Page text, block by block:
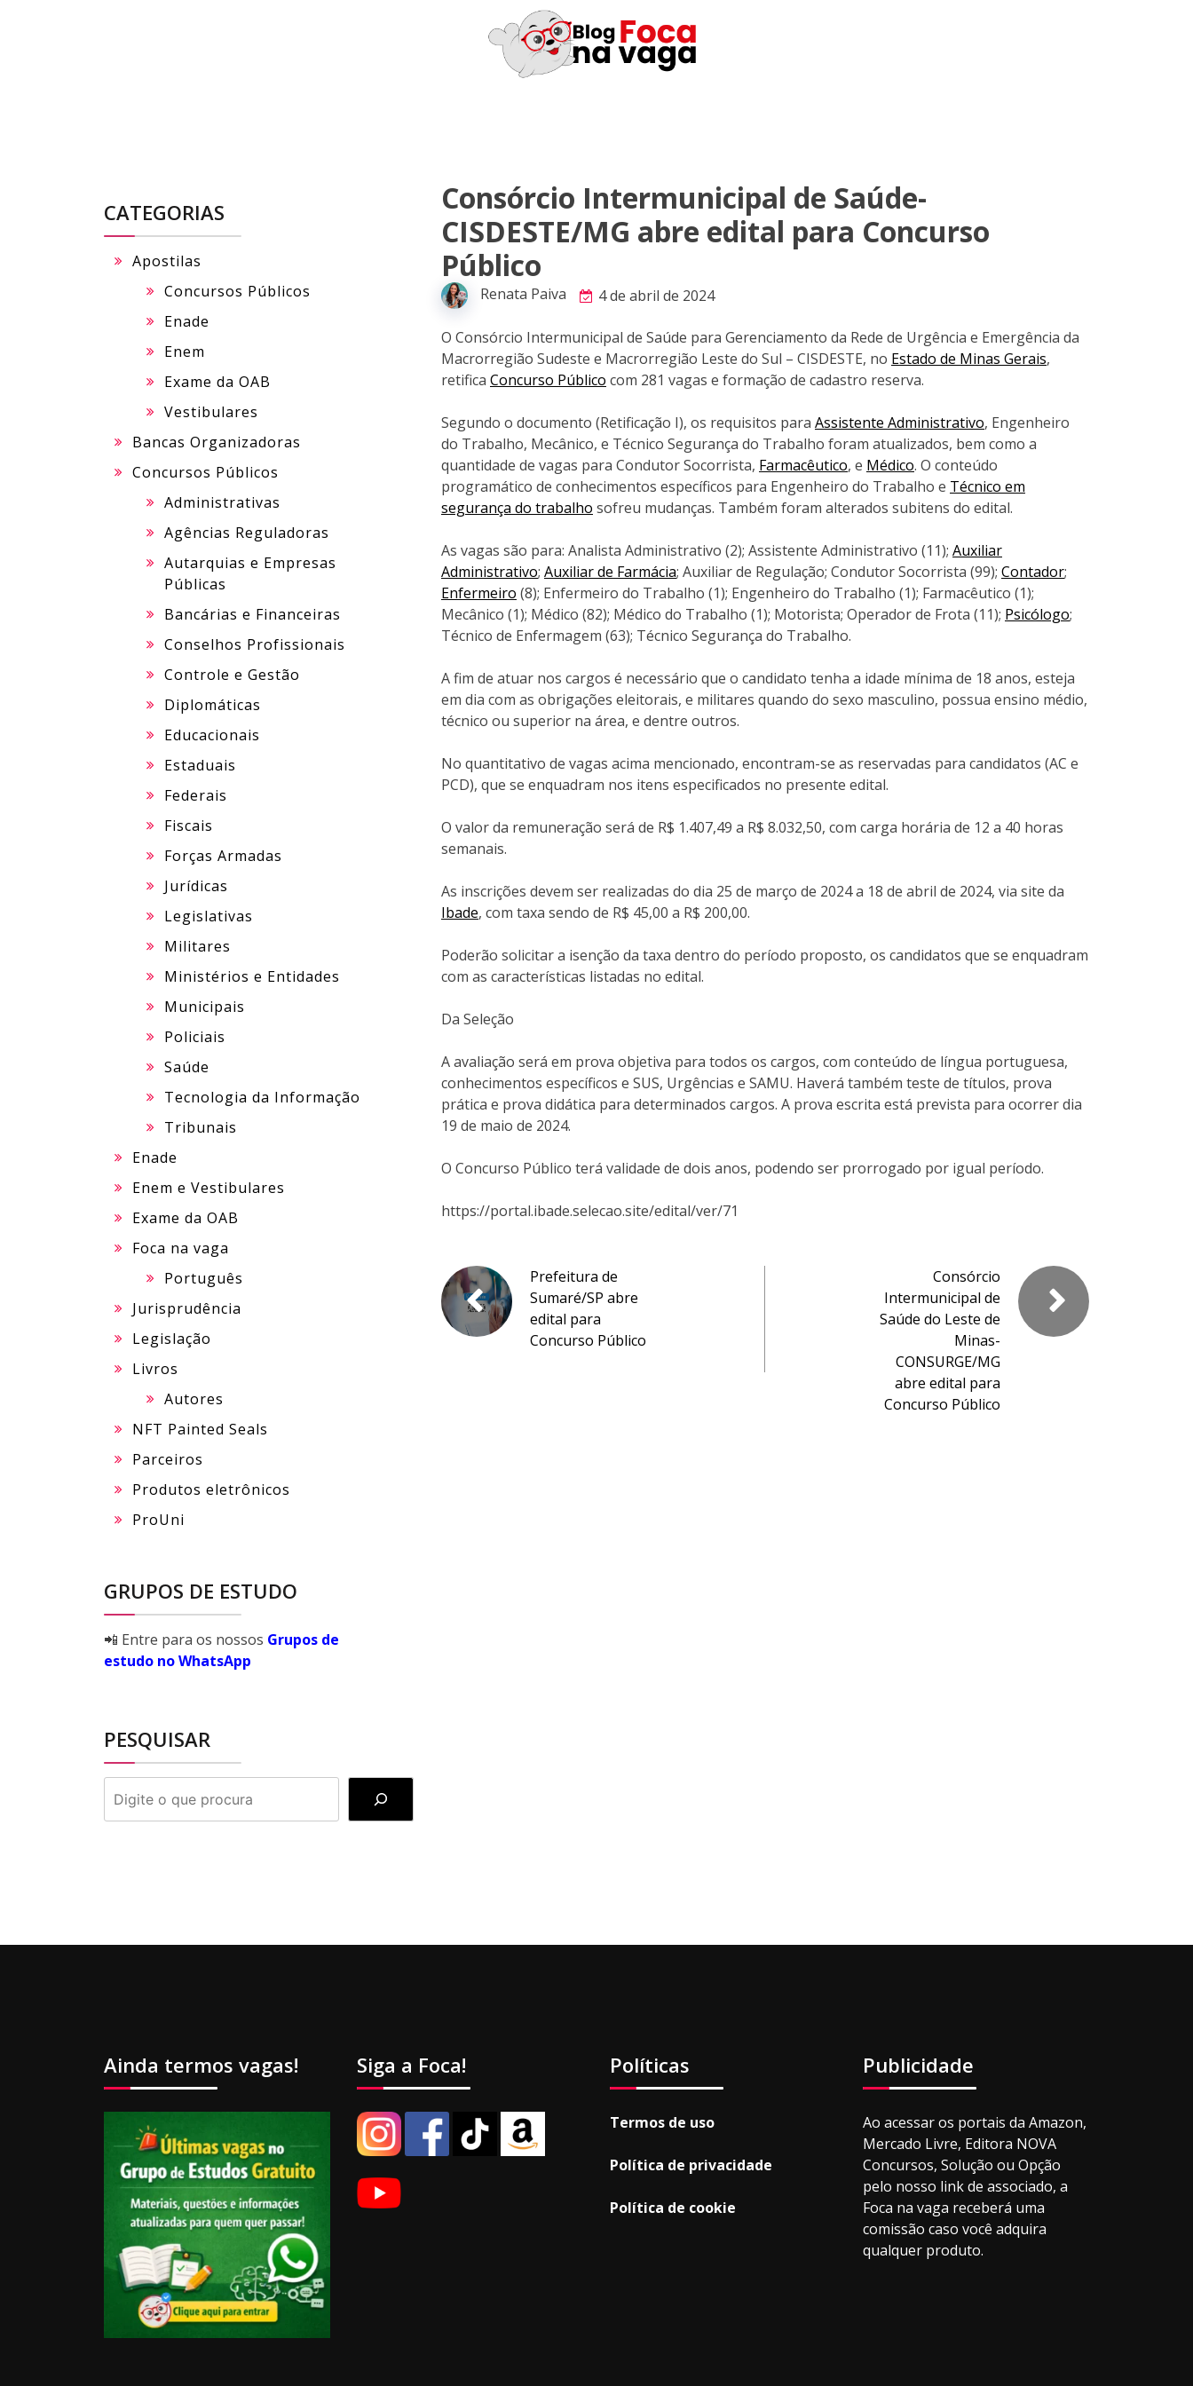
Consórcio Intermunicipal de Saúde-
CISDESTE/MG abre edital para Concurso
Público
Renata Paiva 4 de abril de 2024
O Consórcio Intermunicipal de Saúde para Gerenciamento da Rede de Urgência e Emergência da
Macrorregião Sudeste e Macrorregião Leste do Sul – CISDESTE, no Estado de Minas Gerais,
retifica Concurso Público com 281 vagas e formação de cadastro reserva.
Segundo o documento (Retificação I), os requisitos para Assistente Administrativo, Engenheiro
do Trabalho, Mecânico, e Técnico Segurança do Trabalho foram atualizados, bem como a
quantidade de vagas para Condutor Socorrista, Farmacêutico, e Médico. O conteúdo
programático de conhecimentos específicos para Engenheiro do Trabalho e Técnico em
segurança do trabalho sofreu mudanças. Também foram alterados subitens do edital.
As vagas são para: Analista Administrativo (2); Assistente Administrativo (11); Auxiliar
Administrativo; Auxiliar de Farmácia; Auxiliar de Regulação; Condutor Socorrista (99); Contador;
Enfermeiro (8); Enfermeiro do Trabalho (1); Engenheiro do Trabalho (1); Farmacêutico (1);
Mecânico (1); Médico (82); Médico do Trabalho (1); Motorista; Operador de Frota (11); Psicólogo;
Técnico de Enfermagem (63); Técnico Segurança do Trabalho.
A fim de atuar nos cargos é necessário que o candidato tenha a idade mínima de 18 anos, esteja
em dia com as obrigações eleitorais, e militares quando do sexo masculino, possua ensino médio,
técnico ou superior na área, e dentre outros.
No quantitativo de vagas acima mencionado, encontram-se as reservadas para candidatos (AC e
PCD), que se enquadram nos itens especificados no presente edital.
O valor da remuneração será de R$ 1.407,49 a R$ 8.032,50, com carga horária de 12 a 40 horas
semanais.
As inscrições devem ser realizadas do dia 25 de março de 2024 a 18 de abril de 2024, via site da
Ibade, com taxa sendo de R$ 45,00 a R$ 200,00.
Poderão solicitar a isenção da taxa dentro do período proposto, os candidatos que se enquadram
com as características listadas no edital.
Da Seleção
A avaliação será em prova objetiva para todos os cargos, com conteúdo de língua portuguesa,
conhecimentos específicos e SUS, Urgências e SAMU. Haverá também teste de títulos, prova
prática e prova didática para determinados cargos. A prova escrita está prevista para ocorrer dia
19 de maio de 2024.
O Concurso Público terá validade de dois anos, podendo ser prorrogado por igual período.
https://portal.ibade.selecao.site/edital/ver/71
Prefeitura de
Sumaré/SP abre
edital para
Concurso Público
Consórcio
Intermunicipal de
Saúde do Leste de
Minas-
CONSURGE/MG
abre edital para
Concurso Público
CATEGORIAS
Apostilas
Concursos Públicos
Enade
Enem
Exame da OAB
Vestibulares
Bancas Organizadoras
Concursos Públicos
Administrativas
Agências Reguladoras
Autarquias e Empresas
Públicas
Bancárias e Financeiras
Conselhos Profissionais
Controle e Gestão
Diplomáticas
Educacionais
Estaduais
Federais
Fiscais
Forças Armadas
Jurídicas
Legislativas
Militares
Ministérios e Entidades
Municipais
Policiais
Saúde
Tecnologia da Informação
Tribunais
Enade
Enem e Vestibulares
Exame da OAB
Foca na vaga
Português
Jurisprudência
Legislação
Livros
Autores
NFT Painted Seals
Parceiros
Produtos eletrônicos
ProUni
GRUPOS DE ESTUDO
📲 Entre para os nossos Grupos de
estudo no WhatsApp
PESQUISAR
PESQUISAR
Ainda termos vagas! Siga a Foca! Políticas
Termos de uso
Política de privacidade
Política de cookie
Publicidade
Ao acessar os portais da Amazon,
Mercado Livre, Editora NOVA
Concursos, Solução ou Opção
pelo nosso link de associado, a
Foca na vaga receberá uma
comissão caso você adquira
qualquer produto.